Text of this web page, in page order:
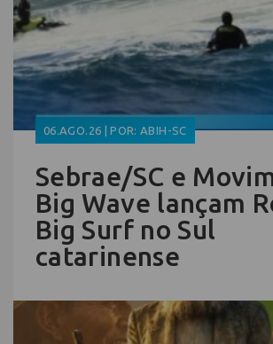
06.AGO.26 | POR: ABIH-SC
Sebrae/SC e
Big Wave lançam
Big Surf no Sul
catarinense